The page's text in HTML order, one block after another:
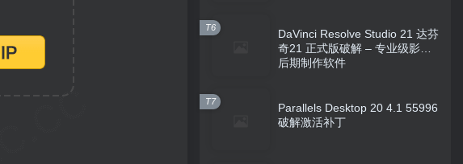
DaVinci Resolve Studio 21 达芬
奇21 正式版破解 – 专业级影视
后期制作软件
T6
Parallels Desktop 20 4.1 55996
破解激活补丁
T7